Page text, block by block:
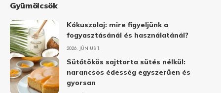
Gyümölcsök
Kókuszolaj: mire figyeljünk a
fogyasztásánál és használatánál?
2026. JÚNIUS 1.
Sütőtökös sajttorta sütés nélkül:
narancsos édesség egyszerűen és
gyorsan